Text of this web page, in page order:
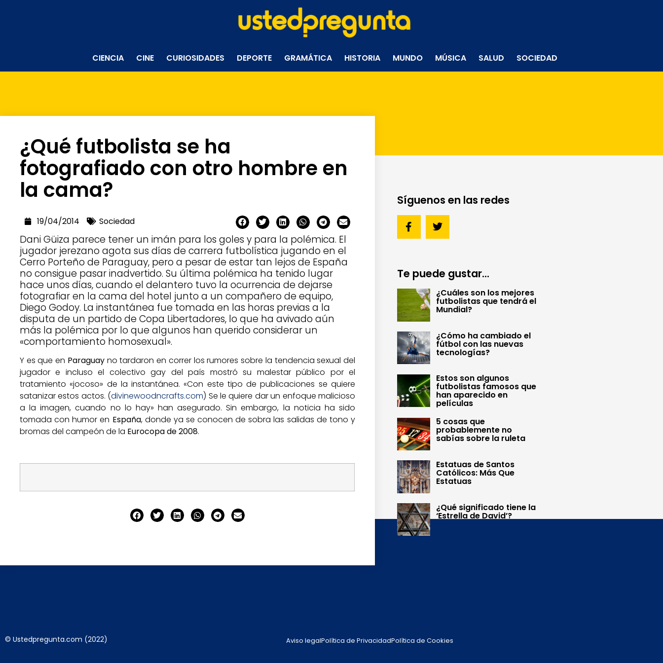
CIENCIA CINE CURIOSIDADES DEPORTE GRAMÁTICA HISTORIA MUNDO MÚSICA SALUD SOCIEDAD
¿Qué futbolista se ha
fotografiado con otro hombre en
la cama?
19/04/2014 Sociedad
Dani Güiza parece tener un imán para los goles y para la polémica. El
jugador jerezano agota sus días de carrera futbolística jugando en el
Cerro Porteño de Paraguay, pero a pesar de estar tan lejos de España
no consigue pasar inadvertido. Su última polémica ha tenido lugar
hace unos días, cuando el delantero tuvo la ocurrencia de dejarse
fotografiar en la cama del hotel junto a un compañero de equipo,
Diego Godoy. La instantánea fue tomada en las horas previas a la
disputa de un partido de Copa Libertadores, lo que ha avivado aún
más la polémica por lo que algunos han querido considerar un
«comportamiento homosexual».
Y es que en Paraguayno tardaron en correr los rumores sobre la tendencia sexual del
jugador e incluso el colectivo gay del país mostró su malestar público por el
tratamiento «jocoso» de la instantánea. «Con este tipo de publicaciones se quiere
satanizar estos actos. (divinewoodncrafts.com) Se le quiere dar un enfoque malicioso
a la imagen, cuando no lo hay» han asegurado. Sin embargo, la noticia ha sido
tomada con humor en España, donde ya se conocen de sobra las salidas de tono y
bromas del campeón de la Eurocopa de 2008.
Síguenos en las redes
Te puede gustar...
¿Cuáles son los mejores
futbolistas que tendrá el
Mundial?
¿Cómo ha cambiado el
fútbol con las nuevas
tecnologías?
Estos son algunos
futbolistas famosos que
han aparecido en
películas
5 cosas que
probablemente no
sabías sobre la ruleta
Estatuas de Santos
Católicos: Más Que
Estatuas
¿Qué significado tiene la
‘Estrella de David’?
© Ustedpregunta.com (2022) Aviso legalPolítica de PrivacidadPolítica de Cookies